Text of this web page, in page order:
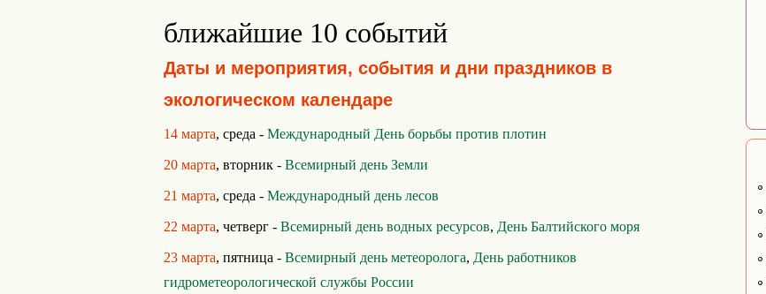
ближайшие 10 событий
Даты и мероприятия, события и дни праздников в
экологическом календаре
14 марта, среда - Международный День борьбы против плотин
20 марта, вторник - Всемирный день Земли
21 марта, среда - Международный день лесов
22 марта, четверг - Всемирный день водных ресурсов, День Балтийского моря
23 марта, пятница - Всемирный день метеоролога, День работников
гидрометеорологической службы России